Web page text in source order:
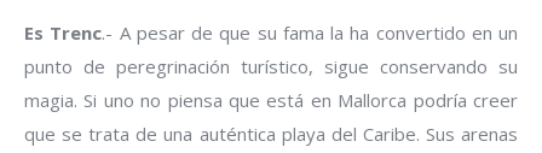
Es Trenc.- A pesar de que su fama la ha convertido en un
punto de peregrinación turístico, sigue conservando su
magia. Si uno no piensa que está en Mallorca podría creer
que se trata de una auténtica playa del Caribe. Sus arenas